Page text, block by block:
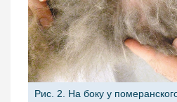
Рис. 2. На боку у